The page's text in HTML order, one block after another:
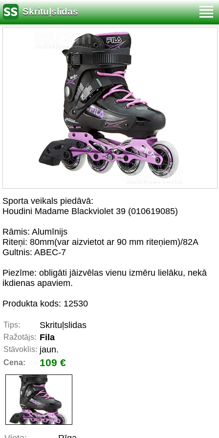
Skrituļslidas
Sporta veikals piedāvā:
Houdini Madame Blackviolet 39 (010619085)
Rāmis: Alumīnijs
Riteņi: 80mm(var aizvietot ar 90 mm riteņiem)/82A
Gultnis: ABEC-7
Piezīme: obligāti jāizvēlas vienu izmēru lielāku, nekā
ikdienas apaviem.
Produkta kods: 12530
Tips: Skrituļslidas
Ražotājs: Fila
Stāvoklis: jaun.
Cena: 109 €